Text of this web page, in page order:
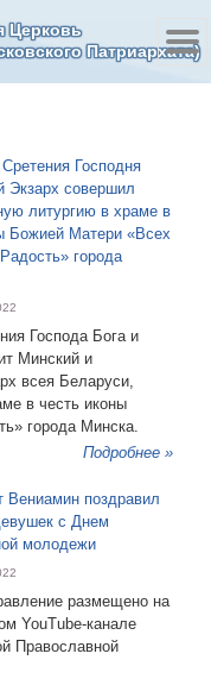
Церковь
Патриархата)
Господня
Экзарх совершил
литургию в храме в
Божией Матери «Всех
города
Господа Бога и
Минский и
всея Беларуси,
в честь иконы
города Минска.
Подробнее »
Вениамин поздравил
с Днем
молодежи
размещено на
YouTube-канале
Православной